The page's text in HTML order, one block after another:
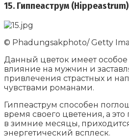
15. Гиппеаструм (Hippeastrum)
© Phadungsakphoto/ Getty
Данный цветок имеет особое
влияние на мужчин и
привлечения страстных и
чувствами романами.
Гиппеаструм способен
время своего цветения, а
в зимние месяцы,
энергетический всплеск.